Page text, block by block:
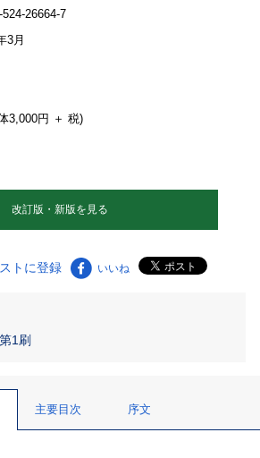
26664-7
3月
3,000円 ＋ 税)
改訂版・新版を見る
トに登録 いいね
第1刷
主要目次 序文